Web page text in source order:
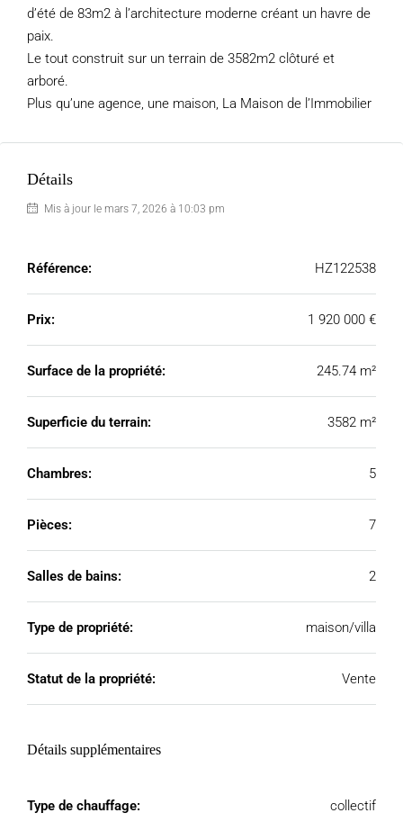
d’été de 83m2 à l’architecture moderne créant un havre de
paix.
Le tout construit sur un terrain de 3582m2 clôturé et
arboré.
Plus qu’une agence, une maison, La Maison de l’Immobilier
Détails
Mis à jour le mars 7, 2026 à 10:03 pm
Référence: HZ122538
Prix: 1 920 000 €
Surface de la propriété: 245.74 m²
Superficie du terrain: 3582 m²
Chambres: 5
Pièces: 7
Salles de bains: 2
Type de propriété: maison/villa
Statut de la propriété: Vente
Détails supplémentaires
Type de chauffage: collectif